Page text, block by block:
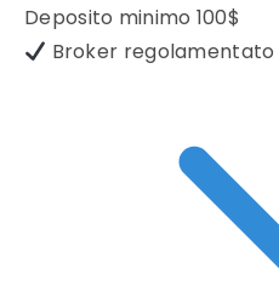
Deposito minimo 100$
Broker regolamentato